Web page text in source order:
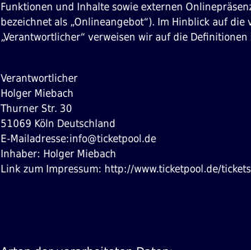
Funktionen und Inhalte sowie externen
bezeichnet als „Onlineangebot“). Im Hinblick auf
„Verantwortlicher“ verweisen wir auf die
Verantwortlicher
Holger Miebach
Thurner Str. 30
51069 Köln Deutschland
E-Mailadresse:info@ticketpool.de
Inhaber: Holger Miebach
Link zum Impressum: http://www.ticketpool.de/